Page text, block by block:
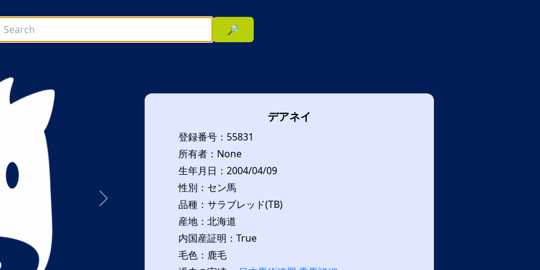
🔎
次へ
デアネイ
登録番号：55831
所有者：None
生年月日：2004/04/09
性別：セン馬
品種：サラブレッド(TB)
産地：北海道
内国産証明：True
毛色：鹿毛